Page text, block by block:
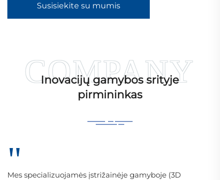
Susisiekite su mumis
Inovacijų gamybos srityje
pirmininkas
"
Mes specializuojamės įstrižainėje gamyboje (3D